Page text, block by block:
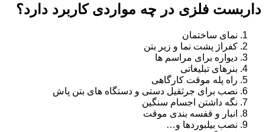
داربست فلزی در چه مواردی کاربرد دارد؟
نمای ساختمان
کفراژ پشت نما و زیر بتن
دیواره برای مراسم ها
بنرهای تبلیغاتی
راه پله موقت کارگاهی
نصب برای جرثقیل دستی و دستگاه های بتن پاش
نگه داشتن اجسام سنگین
انبار و قفسه بندی موقت
نصب بیلبوردها و…